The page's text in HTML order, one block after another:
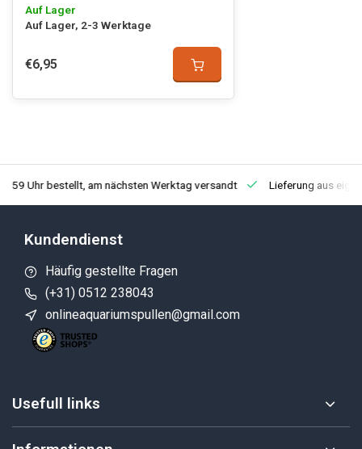
Auf Lager
Auf Lager, 2-3 Werktage
€6,95
Uhr bestellt, am nächsten Werktag versandt Lieferung aus
Kundendienst
Häufig gestellte Fragen
(+31) 0512 238043
onlineaquariumspullen@gmail.com
Usefull links